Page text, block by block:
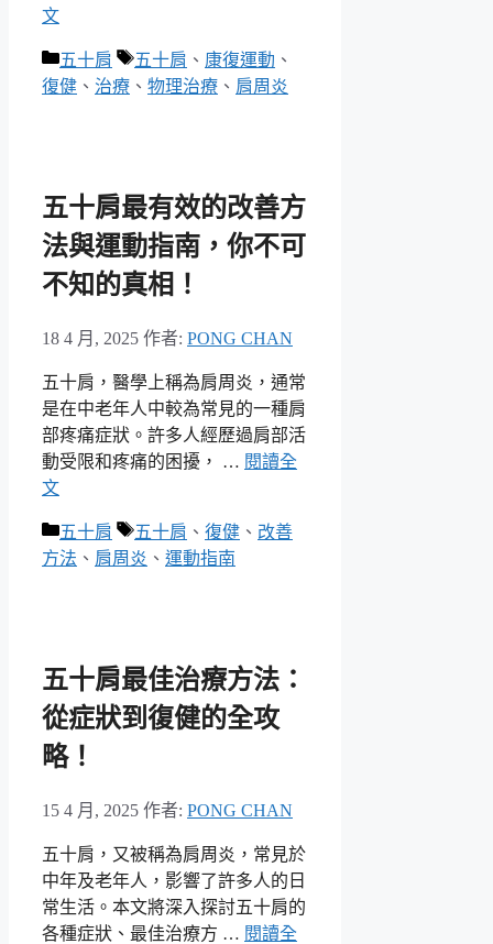
文
分
類
五十肩
標
籤
五十肩 、 康復運動 、
復健 、 治療 、 物理治療 、 肩周炎
五十肩最有效的改善方
法與運動指南，你不可
不知的真相！
18 4 月, 2025 作者: PONG CHAN
五十肩，醫學上稱為肩周炎，通常
是在中老年人中較為常見的一種肩
部疼痛症狀。許多人經歷過肩部活
動受限和疼痛的困擾， … 閱讀全
文
分
類
五十肩
標
籤
五十肩 、 復健 、 改善
方法 、 肩周炎 、 運動指南
五十肩最佳治療方法：
從症狀到復健的全攻
略！
15 4 月, 2025 作者: PONG CHAN
五十肩，又被稱為肩周炎，常見於
中年及老年人，影響了許多人的日
常生活。本文將深入探討五十肩的
各種症狀、最佳治療方 … 閱讀全